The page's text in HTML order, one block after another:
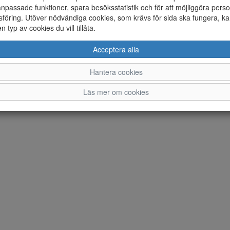
funktioner, spara besöksstatistik och för att möjliggöra
Utöver nödvändiga cookies, som krävs för sida ska fungera,
typ av cookies du vill tillåta.
Acceptera alla
Hantera cookies
Läs mer om cookies
© Sandströms Skor i Kisa AB 2026 i samarbete medFlexicon